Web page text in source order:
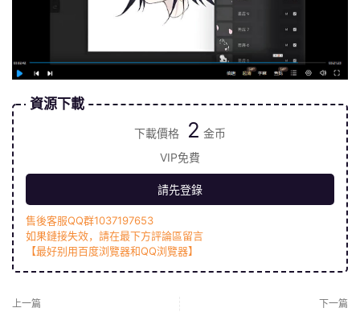
資源下載
下載價格 2 金币
VIP免費
請先登錄
售後客服QQ群1037197653
如果鏈接失效，請在最下方評論區留言
【最好别用百度浏覽器和QQ浏覽器】
上一篇 下一篇